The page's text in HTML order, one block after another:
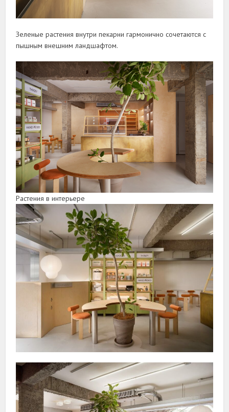
Зеленые растения внутри пекарни гармонично сочетаются с
пышным внешним ландшафтом.
Растения в интерьере